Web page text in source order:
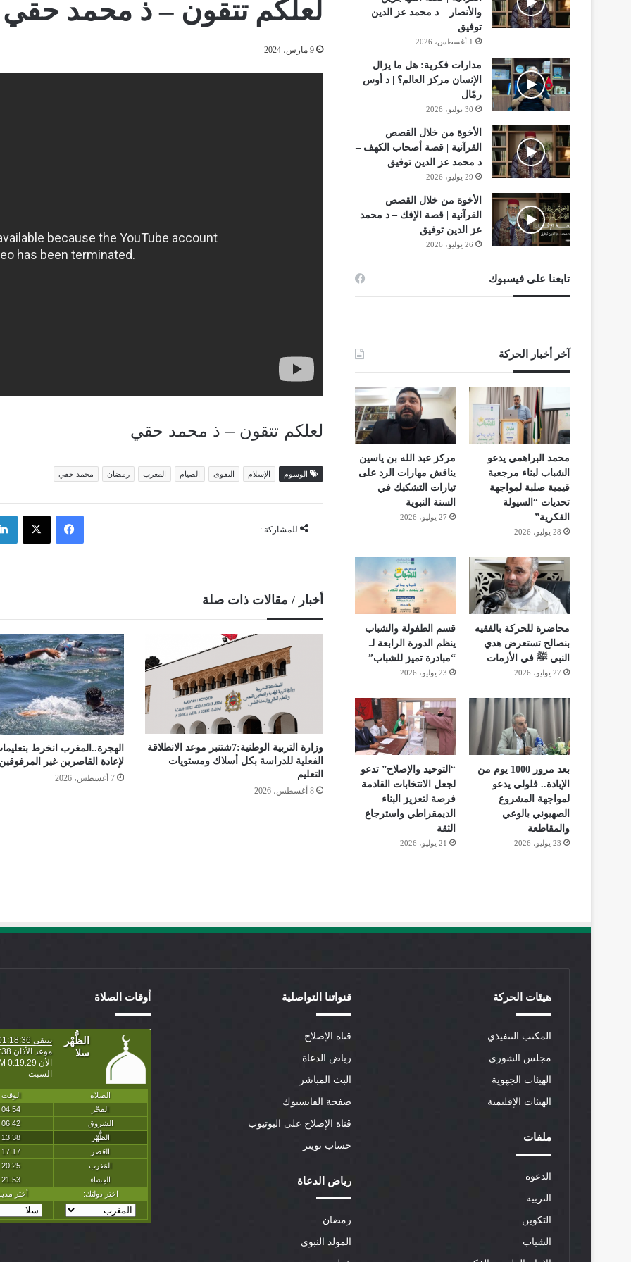
لعلكم تتقون – ذ محمد حقي
9 مارس، 2024
لعلكم تتقون – ذ محمد حقي
الوسوم الإسلام التقوى الصيام المغرب رمضان محمد حقي
للمشاركة :
فيسبوك ‫X
أخبار / مقالات ذات صلة
وزارة التربية الوطنية:7شتنبر موعد الانطلاقة
الفعلیة للدراسة بكل أسلاك ومستویات
التعلیم
8 أغسطس، 2026
الهجرة..المغرب انخرط
لإعادة القاصرين غير
7 أغسطس، 2026
والأنصار – د محمد عز الدين
توفيق
1 أغسطس، 2026
مدارات فكرية: هل ما يزال
الإنسان مركز العالم؟ | د أوس
رمّال
30 يوليو، 2026
الأخوة من خلال القصص
القرآنية | قصة أصحاب الكهف –
د محمد عز الدين توفيق
29 يوليو، 2026
الأخوة من خلال القصص
القرآنية | قصة الإفك – د محمد
عز الدين توفيق
26 يوليو، 2026
تابعنا على فيسبوك
آخر أخبار الحركة
محمد البراهمي يدعو
الشباب لبناء مرجعية
قيمية صلبة لمواجهة
تحديات “السيولة
الفكرية”
28 يوليو، 2026
مركز عبد الله بن ياسين
يناقش مهارات الرد على
تيارات التشكيك في
السنة النبوية
27 يوليو، 2026
محاضرة للحركة بالفقيه
بنصالح تستعرض هدي
النبي ﷺ في الأزمات
27 يوليو، 2026
قسم الطفولة والشباب
ينظم الدورة الرابعة لـ
“مبادرة تميز للشباب”
23 يوليو، 2026
بعد مرور 1000 يوم من
الإبادة.. فلولي يدعو
لمواجهة المشروع
الصهيوني بالوعي
والمقاطعة
23 يوليو، 2026
“التوحيد والإصلاح” تدعو
لجعل الانتخابات القادمة
فرصة لتعزيز البناء
الديمقراطي واسترجاع
الثقة
21 يوليو، 2026
هيئات الحركة
المكتب التنفيذي
مجلس الشورى
الهيئات الجهوية
الهيئات الإقليمية
ملفات
الدعوة
التربية
التكوين
الشباب
قنواتنا التواصلية
قناة الإصلاح
رياض الدعاة
البث المباشر
صفحة الفايسبوك
قناة الإصلاح على اليوتيوب
حساب تويتر
رياض الدعاة
رمضان
المولد النبوي
أوقات الصلاة